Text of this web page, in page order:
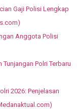
Gaji Polisi Lengkap
)
Anggota Polisi
Tunjangan Polri Terbaru
2026: Penjelasan
)